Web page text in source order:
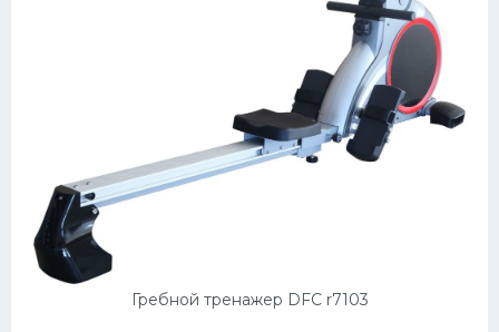
Гребной тренажер DFC r7103